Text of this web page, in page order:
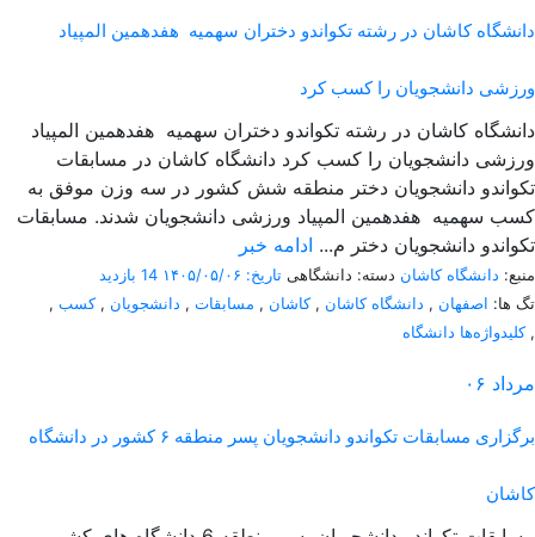
دانشگاه کاشان در رشته تکواندو دختران سهمیه هفدهمین المپیاد
ورزشی دانشجویان را کسب کرد
دانشگاه کاشان در رشته تکواندو دختران سهمیه هفدهمین المپیاد
ورزشی دانشجویان را کسب کرد دانشگاه کاشان در مسابقات
تکواندو دانشجویان دختر منطقه شش کشور در سه وزن موفق به
کسب سهمیه هفدهمین المپیاد ورزشی دانشجویان شدند. مسابقات
تکواندو دانشجویان دختر م... ادامه خبر
منبع: دانشگاه کاشان دسته: دانشگاهی تاریخ: ۱۴۰۵/۰۵/۰۶
14 بازدید
تگ ها: اصفهان , دانشگاه کاشان ,کاشان , مسابقات , دانشجویان ,کسب ,
کلیدواژه‌ها دانشگاه,
۰۶ مرداد
برگزاری مسابقات تکواندو دانشجویان پسر منطقه ۶ کشور در دانشگاه
کاشان